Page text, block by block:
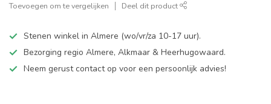
Toevoegen om te vergelijken Deel dit product
Stenen winkel in Almere (wo/vr/za 10-17 uur).
Bezorging regio Almere, Alkmaar & Heerhugowaard.
Neem gerust contact op voor een persoonlijk advies!